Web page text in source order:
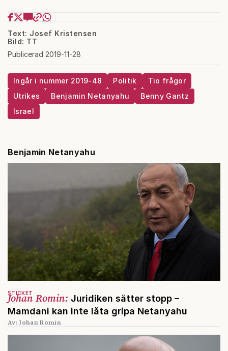
Text: Josef Kristensen
Bild: TT
Publicerad 2019-11-28
Ingår i nummer 2019-48 Politik
Tio frågor
Utrikes
Benjamin Netanyahu
Benny Gantz
Israel
Benjamin Netanyahu
Johan Romin: Juridiken sätter stopp –
Mamdani kan inte låta gripa Netanyahu
STICKET
Av: Johan Romin